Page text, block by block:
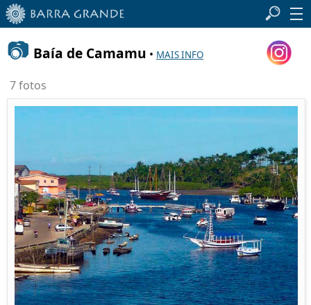
📷 Baía de Camamu • MAIS INFO
7 fotos